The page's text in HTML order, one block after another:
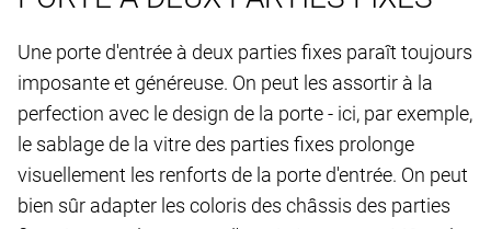
Une porte d'entrée à deux parties fixes paraît toujours
imposante et généreuse. On peut les assortir à la
perfection avec le design de la porte - ici, par exemple,
le sablage de la vitre des parties fixes prolonge
visuellement les renforts de la porte d'entrée. On peut
bien sûr adapter les coloris des châssis des parties